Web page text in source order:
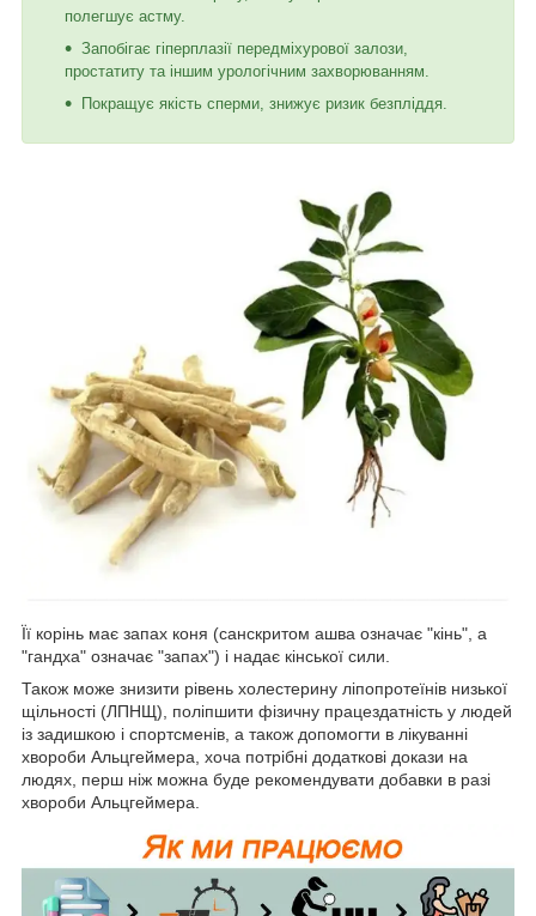
полегшує астму.
Запобігає гіперплазії передміхурової залози,
простатиту та іншим урологічним захворюванням.
Покращує якість сперми, знижує ризик безпліддя.
Її корінь має запах коня (санскритом ашва означає "кінь", а
"гандха" означає "запах") і надає кінської сили.
Також може знизити рівень холестерину ліпопротеїнів низької
щільності (ЛПНЩ), поліпшити фізичну працездатність у людей
із задишкою і спортсменів, а також допомогти в лікуванні
хвороби Альцгеймера, хоча потрібні додаткові докази на
людях, перш ніж можна буде рекомендувати добавки в разі
хвороби Альцгеймера.